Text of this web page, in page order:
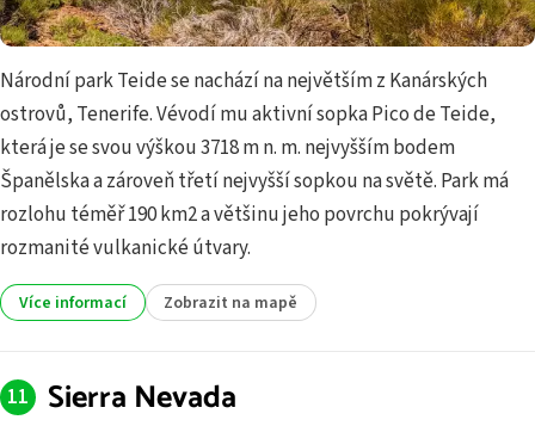
Národní park Teide se nachází na největším z Kanárských
ostrovů, Tenerife. Vévodí mu aktivní sopka Pico de Teide,
která je se svou výškou 3718 m n. m. nejvyšším bodem
Španělska a zároveň třetí nejvyšší sopkou na světě. Park má
rozlohu téměř 190 km2 a většinu jeho povrchu pokrývají
rozmanité vulkanické útvary.
Více informací Zobrazit na mapě
Sierra Nevada